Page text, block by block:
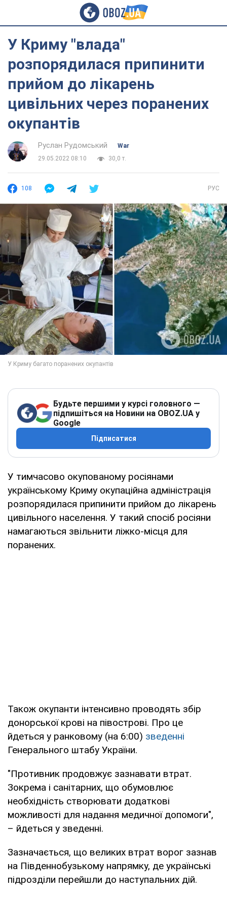
У Криму "влада"
розпорядилася припинити
прийом до лікарень
цивільних через поранених
окупантів
Руслан Рудомський
War
29.05.2022 08:10
30,0 т.
108 РУС
Будьте першими у курсі головного —
підпишіться на Новини на OBOZ.UA у
Google
Підписатися
У тимчасово окупованому росіянами
українському Криму окупаційна адміністрація
розпорядилася припинити прийом до лікарень
цивільного населення. У такий спосіб росіяни
намагаються звільнити ліжко-місця для
поранених.
Також окупанти інтенсивно проводять збір
донорської крові на півострові. Про це
йдеться у ранковому (на 6:00) зведенні
Генерального штабу України.
"Противник продовжує зазнавати втрат.
Зокрема і санітарних, що обумовлює
необхідність створювати додаткові
можливості для надання медичної допомоги",
– йдеться у зведенні.
Зазначається, що великих втрат ворог зазнав
на Південнобузькому напрямку, де українські
підрозділи перейшли до наступальних дій.